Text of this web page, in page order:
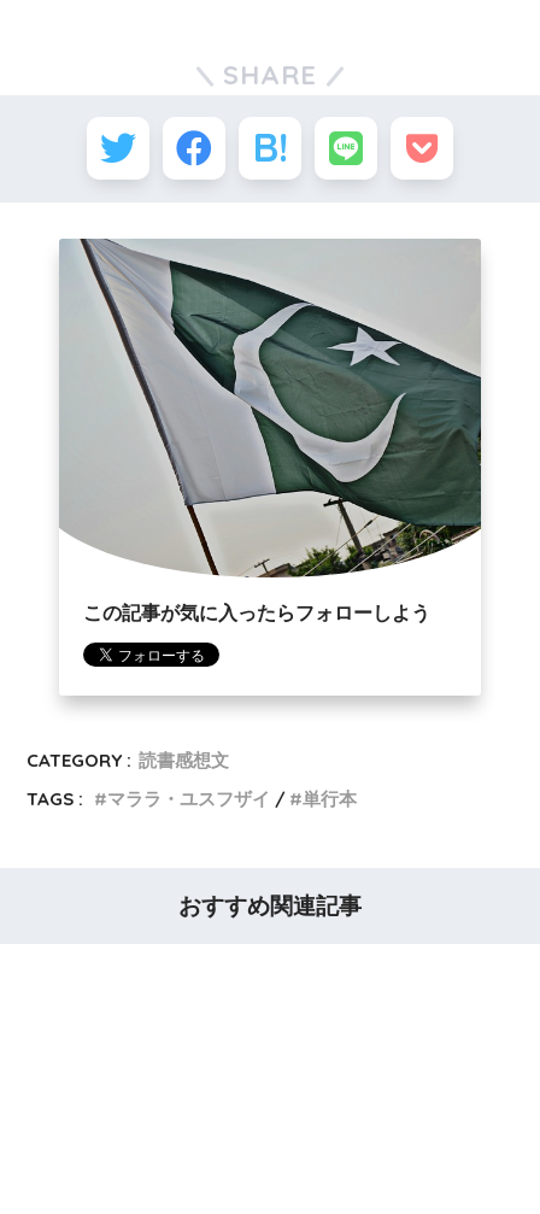
SHARE
この記事が気に入ったらフォローしよう
CATEGORY : 読書感想文
TAGS :
マララ・ユスフザイ 単行本
おすすめ関連記事